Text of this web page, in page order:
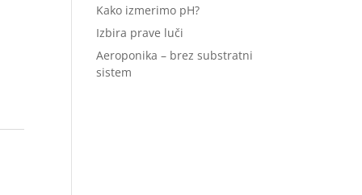
Kako izmerimo pH?
Izbira prave luči
Aeroponika – brez substratni
sistem